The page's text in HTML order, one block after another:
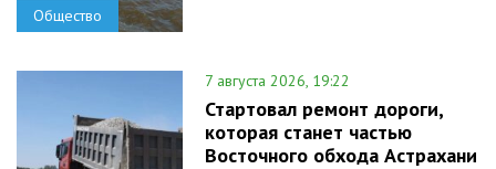
Общество
7 августа 2026, 19:22
Стартовал ремонт дороги,
которая станет частью
Восточного обхода Астрахани